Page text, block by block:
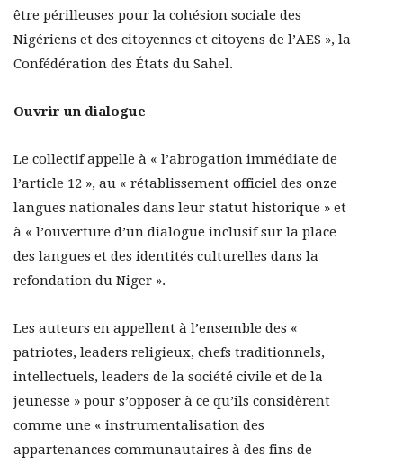
être périlleuses pour la cohésion sociale des
Nigériens et des citoyennes et citoyens de l’AES », la
Confédération des États du Sahel.
Ouvrir un dialogue
Le collectif appelle à « l’abrogation immédiate de
l’article 12 », au « rétablissement officiel des onze
langues nationales dans leur statut historique » et
à « l’ouverture d’un dialogue inclusif sur la place
des langues et des identités culturelles dans la
refondation du Niger ».
Les auteurs en appellent à l’ensemble des «
patriotes, leaders religieux, chefs traditionnels,
intellectuels, leaders de la société civile et de la
jeunesse » pour s’opposer à ce qu’ils considèrent
comme une « instrumentalisation des
appartenances communautaires à des fins de